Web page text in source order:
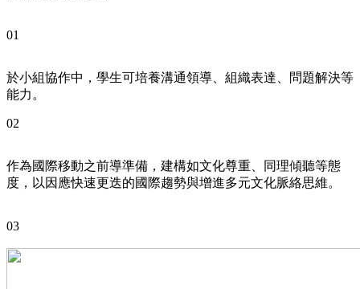
01
於小組協作中，學生可培養溝通領導、組織表達、問題解決等
能力。
02
作為國際移動之前導準備，建構如文化尊重、同理傾聽等態
度，以因應快速更迭的國際趨勢與增進多元文化脈絡思維。
03